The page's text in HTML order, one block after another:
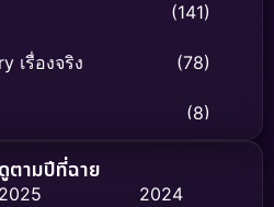
(141)
เรื่องจริง (78)
(8)
ตามปีที่ฉาย
2025
2024